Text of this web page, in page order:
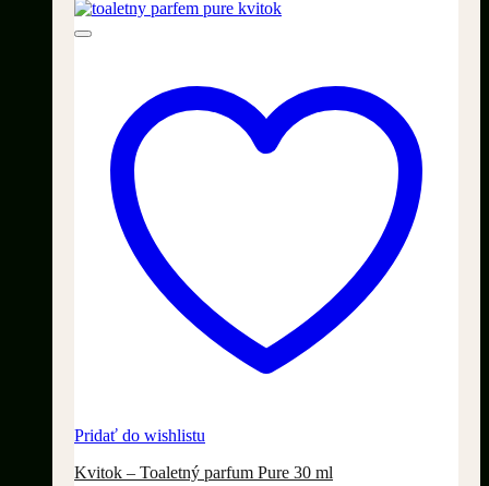
Pridať do wishlistu
Kvitok – Toaletný parfum Pure 30 ml